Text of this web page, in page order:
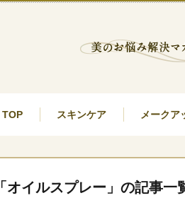
TOP スキンケア メークア
「オイルスプレー」の記事一